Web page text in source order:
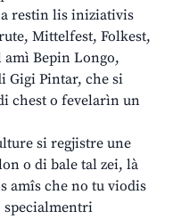
restin lis iniziativis
Mittelfest, Folkest,
Bepin Longo,
Gigi Pintar, che si
chest o fevelarìn un
si regjistre une
o di bale tal zei, là
amîs che no tu viodis
specialmentri